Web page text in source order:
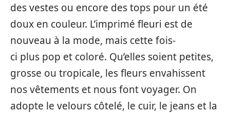
des vestes ou encore des tops pour un été
doux en couleur. L’imprimé fleuri est de
nouveau à la mode, mais cette fois-
ci plus pop et coloré. Qu’elles soient petites,
grosse ou tropicale, les fleurs envahissent
nos vêtements et nous font voyager. On
adopte le velours côtelé, le cuir, le jeans et la